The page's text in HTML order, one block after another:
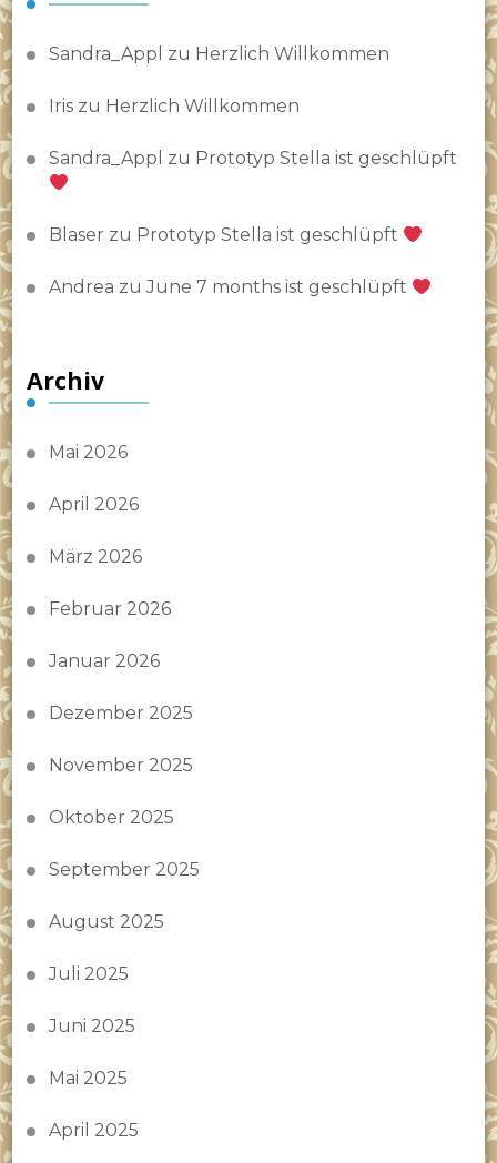
Sandra_Appl zu Herzlich Willkommen
Iriszu Herzlich Willkommen
Sandra_Appl zu Prototyp Stella ist geschlüpft
Blaser zu Prototyp Stella ist geschlüpft
Andrea zuJune 7 months ist geschlüpft
Archiv
Mai 2026
April 2026
März 2026
Februar 2026
Januar 2026
Dezember 2025
November 2025
Oktober 2025
September 2025
August 2025
Juli 2025
Juni 2025
Mai 2025
April 2025